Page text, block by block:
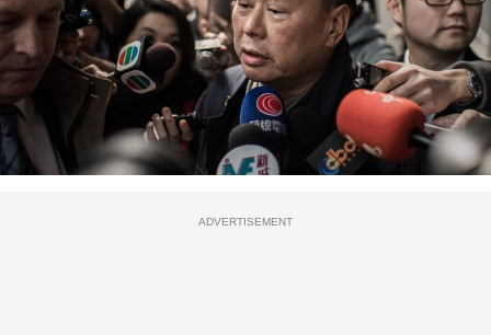
ADVERTISEMENT